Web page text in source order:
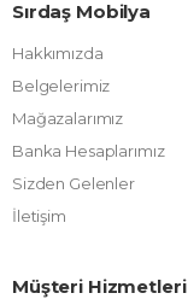
Sırdaş Mobilya
Hakkımızda
Belgelerimiz
Mağazalarımız
Banka Hesaplarımız
Sizden Gelenler
İletişim
Müşteri Hizmetleri